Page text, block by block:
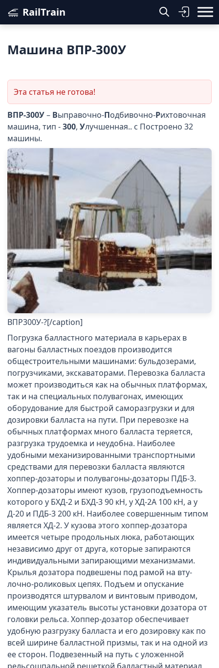
RailTrain
Машина ВПР-300У
Эта статья не готова!
ВПР-300У– Выправочно-Подбивочно-Рихтовочная
машина, тип -300, Улучшенная.. с Построено 32
машины.
ВПР300У-?[/caption]
Погрузка балластного материала в карьерах в
вагоны балластных поездов производится
общестроительными машинами: бульдозерами,
погрузчиками, экскаваторами. Перевозка балласта
может производиться как на обычных платформах,
так и на специальных полувагонах, имеющих
оборудование для быстрой саморазгрузки и для
дозировки балласта на пути. При перевозке на
обычных платформах много балласта теряется,
разгрузка трудоемка и неудобна. Наиболее
удобными механизированными транспортными
средствами для перевозки балласта являются
хоппер-дозаторы и полувагоны-дозаторы ПДБ-3.
Хоппер-дозаторы имеют кузов, грузоподъемность
которого у БХД-2 и БХД-3 90 кН, у ХД-2А 100 кН, а у
Д-20 и ПДБ-3 200 кН. Наиболее совершенным типом
является ХД-2. У кузова этого хоппер-дозатора
имеется четыре продольных люка, работающих
независимо друг от друга, которые запираются
индивидуальными запирающими механизмами.
Крылья дозатора подвешены под рамой на вту-
лочно-роликовых цепях. Подъем и опускание
производятся штурвалом и винтовым приводом,
имеющим указатель высоты установки дозатора от
головки рельса. Хоппер-дозатор обеспечивает
удобную разгрузку балласта и его дозировку как по
всей ширине балластной призмы, так и на одной из
ее сторон. Подвезенный на путь с уложенной